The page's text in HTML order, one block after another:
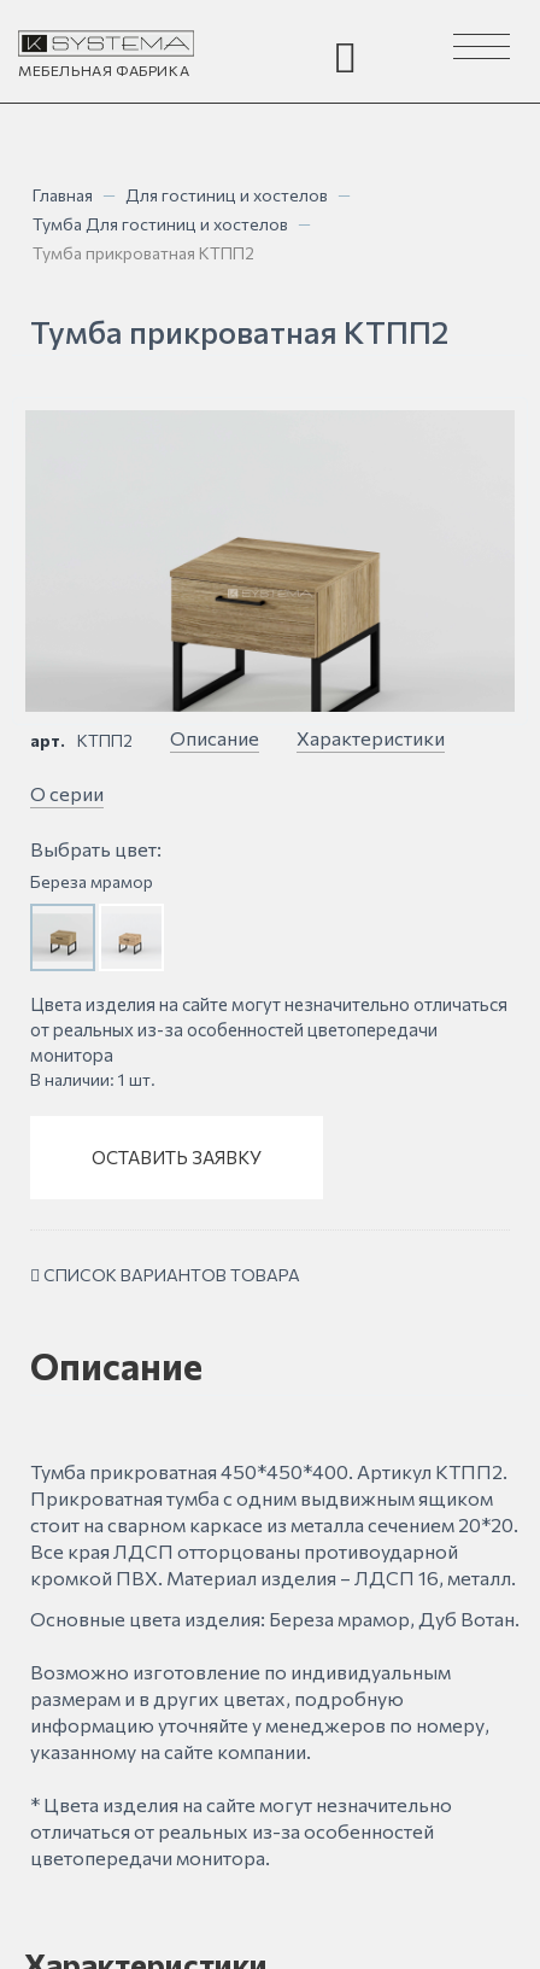
МЕБЕЛЬНАЯ ФАБРИКА
Toggle
navigation
Главная — Для гостиниц и хостелов —
Тумба Для гостиниц и хостелов —
Тумба прикроватная КТПП2
Тумба прикроватная КТПП2
арт. КТПП2 Описание Характеристики
О серии
Выбрать цвет:
Береза мрамор
Цвета изделия на сайте могут незначительно отличаться
от реальных из-за особенностей цветопередачи
монитора
В наличии: 1 шт.
ОСТАВИТЬ ЗАЯВКУ
СПИСОК ВАРИАНТОВ ТОВАРА
Описание
Тумба прикроватная 450*450*400. Артикул КТПП2.
Прикроватная тумба с одним выдвижным ящиком
стоит на сварном каркасе из металла сечением 20*20.
Все края ЛДСП отторцованы противоударной
кромкой ПВХ. Материал изделия – ЛДСП 16, металл.
Основные цвета изделия: Береза мрамор, Дуб Вотан.
Возможно изготовление по индивидуальным
размерам и в других цветах, подробную
информацию уточняйте у менеджеров по номеру,
указанному на сайте компании.
* Цвета изделия на сайте могут незначительно
отличаться от реальных из-за особенностей
цветопередачи монитора.